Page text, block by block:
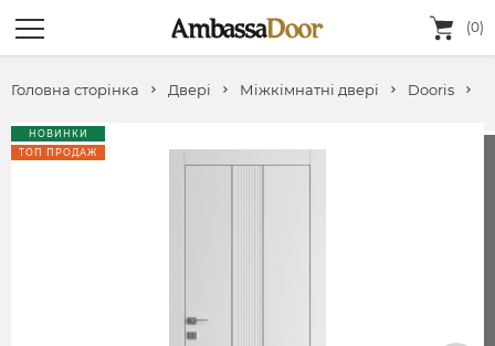
(0)
Головна сторінка Двері Міжкімнатні двері Dooris
НОВИНКИ
ТОП ПРОДАЖ